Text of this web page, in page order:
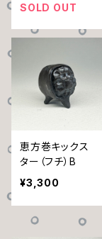
SOLD OUT
恵方巻キックス
ター（フチ）B
¥3,300